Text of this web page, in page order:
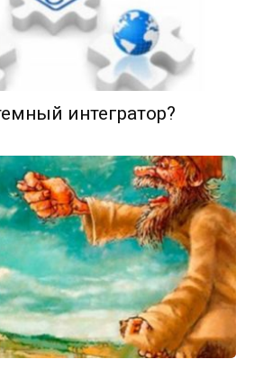
интегратор?